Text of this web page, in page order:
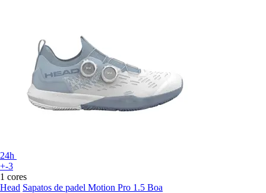
24h
+-3
1 cores
Head Sapatos de padel Motion Pro 1.5 Boa